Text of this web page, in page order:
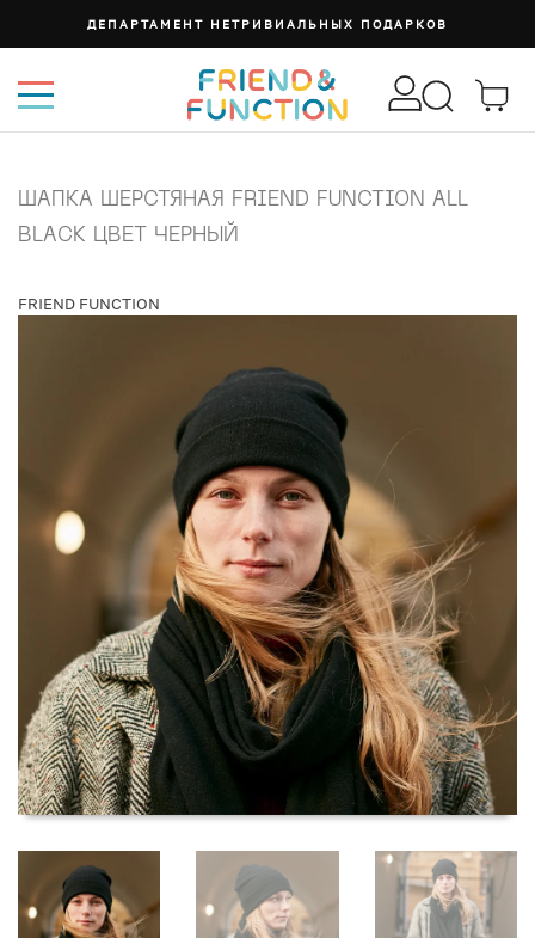
ДЕПАРТАМЕНТ НЕТРИВИАЛЬНЫХ ПОДАРКОВ
ШАПКА ШЕРСТЯНАЯ FRIEND FUNCTION ALL
BLACK ЦВЕТ ЧЕРНЫЙ
FRIEND FUNCTION